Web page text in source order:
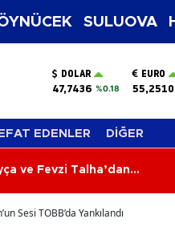
SULUOVA
DOLAR
47,7436 %0.18
EURO
55,2510
EDENLER DİĞER
ve Fevzi Talha’dan
Sesi TOBB’da Yankılandı